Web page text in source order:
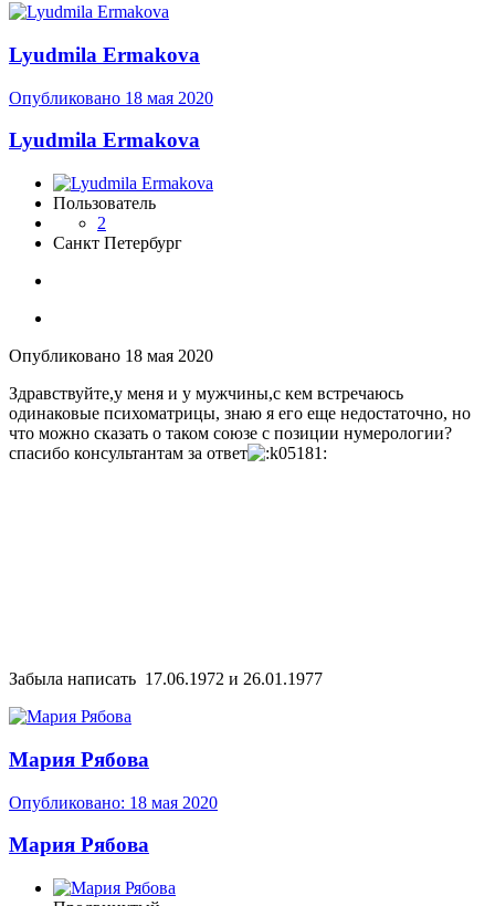
Lyudmila Ermakova
Опубликовано 18 мая 2020
Lyudmila Ermakova
Пользователь
2
Санкт Петербург
Опубликовано 18 мая 2020
Здравствуйте,у меня и у мужчины,с кем встречаюсь
одинаковые психоматрицы, знаю я его еще недостаточно, но
что можно сказать о таком союзе с позиции нумерологии?
спасибо консультантам за ответ
Забыла написать 17.06.1972 и 26.01.1977
Мария Рябова
Опубликовано: 18 мая 2020
Мария Рябова